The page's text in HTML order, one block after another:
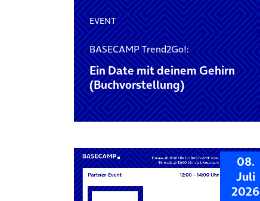
EVENT
BASECAMP Trend2Go!:
Ein Date mit deinem Gehirn
(Buchvorstellung)
08.
Juli
2026